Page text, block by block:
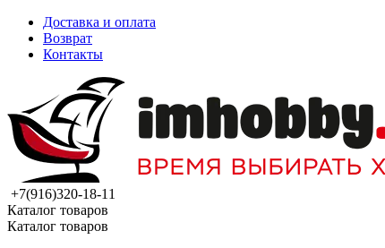
Доставка и оплата
Возврат
Контакты
+7(916)320-18-11
Каталог товаров
Каталог товаров